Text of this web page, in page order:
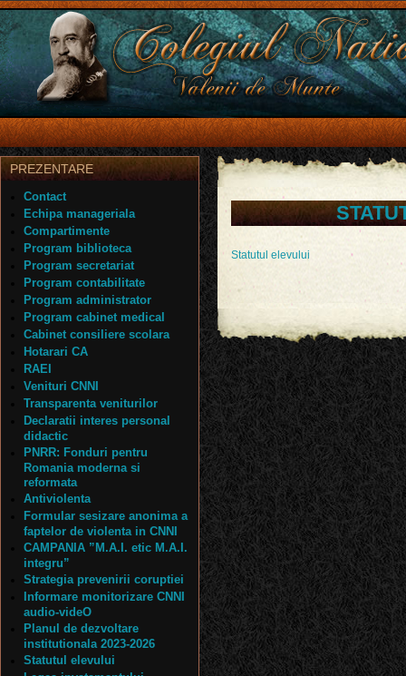
Statutul elevului
PREZENTARE
Contact
Echipa manageriala
Compartimente
Program biblioteca
Program secretariat
Program contabilitate
Program administrator
Program cabinet medical
Cabinet consiliere scolara
Hotarari CA
RAEI
Venituri CNNI
Transparenta veniturilor
Declaratii interes personal
didactic
PNRR: Fonduri pentru
Romania moderna si
reformata
Antiviolenta
Formular sesizare anonima a
faptelor de violenta in CNNI
CAMPANIA ”M.A.I. etic M.A.I.
integru”
Strategia prevenirii coruptiei
Informare monitorizare CNNI
audio-videO
Planul de dezvoltare
institutionala 2023-2026
Statutul elevului